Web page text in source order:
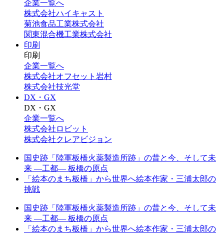
企業一覧へ
株式会社ハイキャスト
菊池食品工業株式会社
関東混合機工業株式会社
印刷
印刷
企業一覧へ
株式会社オフセット岩村
株式会社技光堂
DX・GX
DX・GX
企業一覧へ
株式会社ロビット
株式会社クレアビジョン
国史跡「陸軍板橋火薬製造所跡」の昔と今、そして未
来 —工都— 板橋の原点
「絵本のまち板橋」から世界へ絵本作家・三浦太郎の
挑戦
国史跡「陸軍板橋火薬製造所跡」の昔と今、そして未
来 —工都— 板橋の原点
「絵本のまち板橋」から世界へ絵本作家・三浦太郎の